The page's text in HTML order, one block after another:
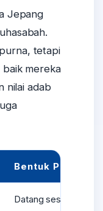
Jepang
tetapi
baik mereka
nilai adab
Bentuk Praktis
Datang sesuai janji,